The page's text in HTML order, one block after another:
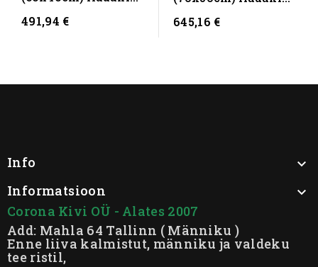
Naturaalse...
491,94 € 645,16 €
Info

Informatsioon

Corona Kivi OÜ - Alates 2007
Add: Mahla 64 Tallinn ( Männiku )
Enne liiva kalmistut, männiku ja valdeku
tee ristil,